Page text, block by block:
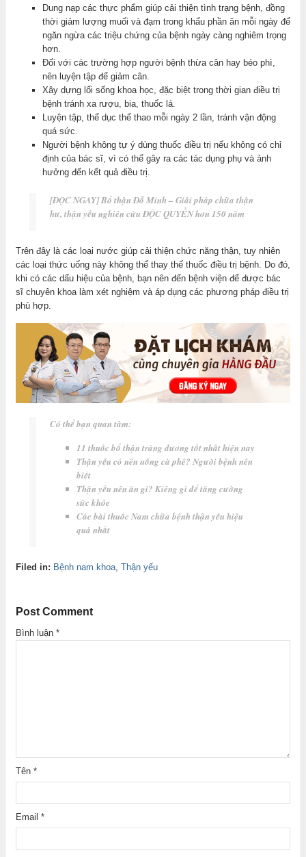
Dung nạp các thực phẩm giúp cải thiện tình trạng bệnh, đồng
thời giảm lượng muối và đạm trong khẩu phần ăn mỗi ngày để
ngăn ngừa các triệu chứng của bệnh ngày càng nghiêm trọng
hơn.
Đối với các trường hợp người bệnh thừa cân hay béo phì,
nên luyện tập để giảm cân.
Xây dựng lối sống khoa học, đặc biệt trong thời gian điều trị
bệnh tránh xa rượu, bia, thuốc lá.
Luyện tập, thể dục thể thao mỗi ngày 2 lần, tránh vận động
quá sức.
Người bệnh không tự ý dùng thuốc điều trị nếu không có chỉ
định của bác sĩ, vì có thể gây ra các tác dụng phụ và ảnh
hưởng đến kết quả điều trị.
[ĐỌC NGAY] Bổ thận Đỗ Minh – Giải pháp chữa thận
hư, thận yếu nghiên cứu ĐỘC QUYỀN hơn 150 năm
Trên đây là các loại nước giúp cải thiện chức năng thận, tuy nhiên
các loại thức uống này không thể thay thế thuốc điều trị bệnh. Do đó,
khi có các dấu hiệu của bệnh, bạn nên đến bệnh viện để được bác
sĩ chuyên khoa làm xét nghiệm và áp dụng các phương pháp điều trị
phù hợp.
Có thể bạn quan tâm:
11 thuốc bổ thận tráng dương tốt nhất hiện nay
Thận yếu có nên uống cà phê? Người bệnh nên
biết
Thận yếu nên ăn gì? Kiêng gì để tăng cường
sức khỏe
Các bài thuốc Nam chữa bệnh thận yếu hiệu
quả nhất
Filed in: Bệnh nam khoa, Thận yếu
Post Comment
Bình luận *
Tên *
Email *